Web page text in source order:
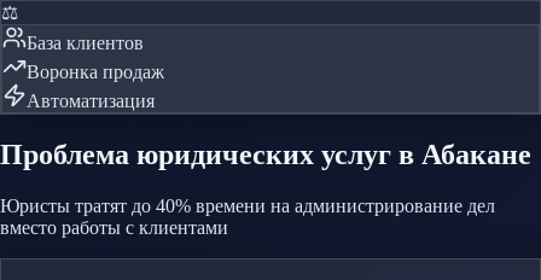
⚖️
База клиентов
Воронка продаж
Автоматизация
Проблема юридических услуг в Абакане
Юристы тратят до 40% времени на администрирование дел
вместо работы с клиентами